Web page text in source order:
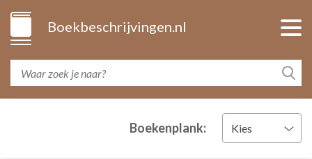
Boekbeschrijvingen.nl
Boekenplank: Kies